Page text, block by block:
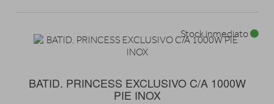
BATID. PRINCESS EXCLUSIVO C/A 1000W
PIE INOX
Stock inmediato